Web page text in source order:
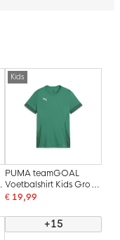
Kids
PUMA teamGOAL
Voetbalshirt Kids Groen
Wit
€ 19,99
+15